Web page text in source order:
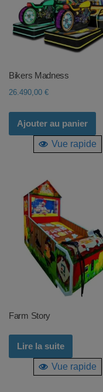
Bikers Madness
26.490,00 €
Ajouter au panier
Vue rapide
Farm Story
Lire la suite
Vue rapide